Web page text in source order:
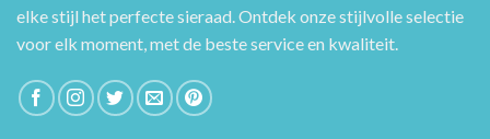
elke stijl het perfecte sieraad. Ontdek onze stijlvolle selectie
voor elk moment, met de beste service en kwaliteit.